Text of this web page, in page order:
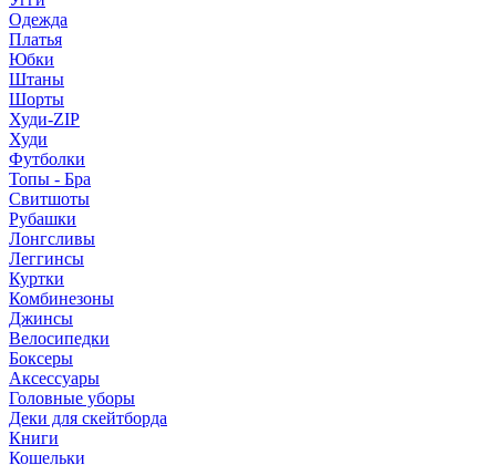
Одежда
Платья
Юбки
Штаны
Шорты
Худи-ZIP
Худи
Футболки
Топы - Бра
Свитшоты
Рубашки
Лонгсливы
Леггинсы
Куртки
Комбинезоны
Джинсы
Велосипедки
Боксеры
Аксессуары
Головные уборы
Деки для скейтборда
Книги
Кошельки